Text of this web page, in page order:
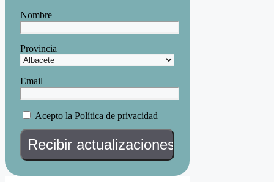
Nombre
Provincia
Email
Acepto la Política de privacidad